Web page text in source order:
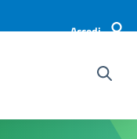
Accedi